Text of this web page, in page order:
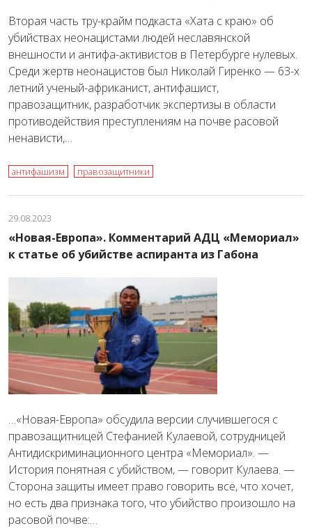
Вторая часть тру-крайм подкаста «Хата с краю» об
убийствах неонацистами людей неславянской
внешности и антифа-активистов в Петербурге нулевых.
Среди жертв неонацистов был Николай Гиренко — 63-х
летний ученый-африканист, антифашист,
правозащитник, разработчик экспертизы в области
противодействия преступлениям на почве расовой
ненависти,…
антифашизм правозащитники
29.08.2023
«Новая-Европа». Комментарий АДЦ «Мемориал»
к статье об убийстве аспиранта из Габона
…«Новая-Европа» обсудила версии случившегося с
правозащитницей Стефанией Кулаевой, сотрудницей
Антидискриминационного центра «Мемориал». —
История понятная с убийством, — говорит Кулаева. —
Сторона защиты имеет право говорить всё, что хочет,
но есть два признака того, что убийство произошло на
расовой почве:…